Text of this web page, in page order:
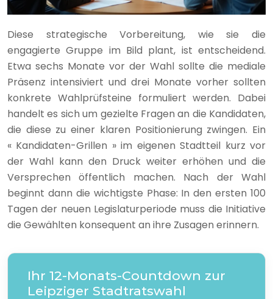
Diese strategische Vorbereitung, wie sie die
engagierte Gruppe im Bild plant, ist entscheidend.
Etwa sechs Monate vor der Wahl sollte die mediale
Präsenz intensiviert und drei Monate vorher sollten
konkrete Wahlprüfsteine formuliert werden. Dabei
handelt es sich um gezielte Fragen an die Kandidaten,
die diese zu einer klaren Positionierung zwingen. Ein
« Kandidaten-Grillen » im eigenen Stadtteil kurz vor
der Wahl kann den Druck weiter erhöhen und die
Versprechen öffentlich machen. Nach der Wahl
beginnt dann die wichtigste Phase: In den ersten 100
Tagen der neuen Legislaturperiode muss die Initiative
die Gewählten konsequent an ihre Zusagen erinnern.
Ihr 12-Monats-Countdown zur
Leipziger Stadtratswahl